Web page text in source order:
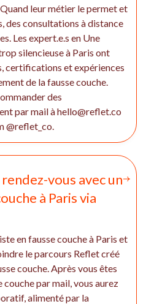
leur métier le permet et
des consultations à distance
Les expert.e.s en Une
silencieuse à Paris ont
certifications et expériences
de la fausse couche.
des
par mail à hello@reflet.co
@reflet_co.
vous avec un
à Paris via
en fausse couche à Paris et
le parcours Reflet créé
couche. Après vous êtes
par mail, vous aurez
alimenté par la